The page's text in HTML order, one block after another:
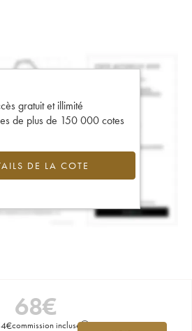
gratuit et illimité
de plus de 150 000 cotes
DE LA COTE
68€
€commission incluse